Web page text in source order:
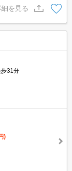
細を見る
歩31分
)